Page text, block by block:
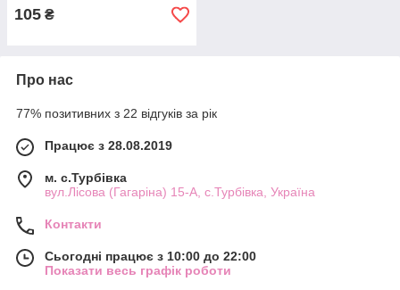
105 ₴
Про нас
77% позитивних з 22 відгуків за рік
Працює з 28.08.2019
м. с.Турбівка
вул.Лісова (Гагаріна) 15-А, с.Турбівка, Україна
Контакти
Сьогодні працює з 10:00 до 22:00
Показати весь графік роботи